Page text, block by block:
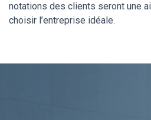
notations des clients seront une
choisir l’entreprise idéale.